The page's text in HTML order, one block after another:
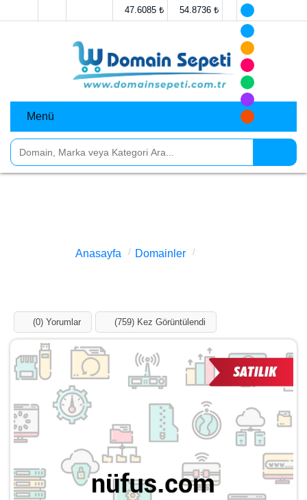
47.6085 ₺ 54.8736 ₺
Menü
Anasayfa Domainler nüfus.com
(0) Yorumlar (759) Kez Görüntülendi